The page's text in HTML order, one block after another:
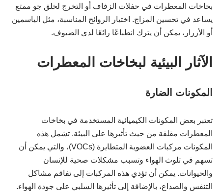
بخاخات المعطرات في حفلات الزفاف أو التخرج لخلق جو ممتع
يساعد في تحسين المزاج. اختيار الروائح المناسبة، مثل الياسمين
أو الأزرار، يمكن أن يترك انطباعًا رائعًا لدى الضيوف.
الآثار البيئية لبخاخات المعطرات
المكونات الضارة
تعتبر بعض المكونات الكيميائية المستخدمة في بخاخات
المعطرات مقلقة من حيث تأثيرها على البيئة. تشمل هذه
المكونات مركبات العضوية المتطايرة (VOCs)، والتي يمكن أن
تسهم في تلوث الهواء وتسبب مشكلات صحية للإنسان
والحيوانات. يمكن أن تؤدي هذه المركبات إلى تفاقم مشاكل
التنفس والصداع، بالإضافة إلى تأثيرها السلبي على جودة الهواء.